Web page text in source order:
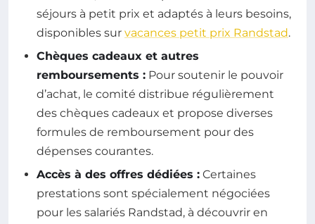
séjours à petit prix et adaptés à leurs besoins,
disponibles sur vacances petit prix Randstad.
Chèques cadeaux et autres
remboursements : Pour soutenir le pouvoir
d’achat, le comité distribue régulièrement
des chèques cadeaux et propose diverses
formules de remboursement pour des
dépenses courantes.
Accès à des offres dédiées : Certaines
prestations sont spécialement négociées
pour les salariés Randstad, à découvrir en